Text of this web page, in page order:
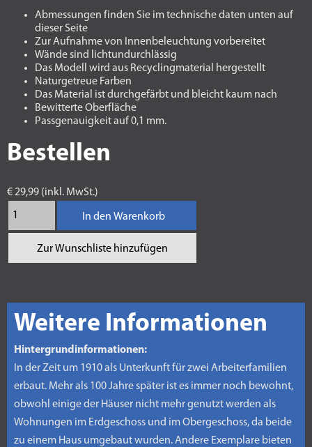
Abmessungen finden Sie im technische daten unten auf
dieser Seite
Zur Aufnahme von Innenbeleuchtung vorbereitet
Wände sind lichtundurchlässig
Das Modell wird aus Recyclingmaterial hergestellt
Naturgetreue Farben
Das Material ist durchgefärbt und bleicht kaum nach
Bewitterte Oberfläche
Passgenauigkeit auf 0,1 mm.
Bestellen
€ 29,99 (inkl. MwSt.)
In den Warenkorb
Zur Wunschliste hinzufügen
Weitere Informationen
Hintergrundinformationen:
In der Zeit um 1910 als Unterkunft für zwei Arbeiterfamilien
erbaut. Mehr als 100 Jahre später ist es immer noch bewohnt,
obwohl einige der Häuser nicht mehr genutzt werden als
Wohnungen im Erdgeschoss und im Obergeschoss, da beide
zu einem Haus umgebaut wurden. Andere Exemplare bieten